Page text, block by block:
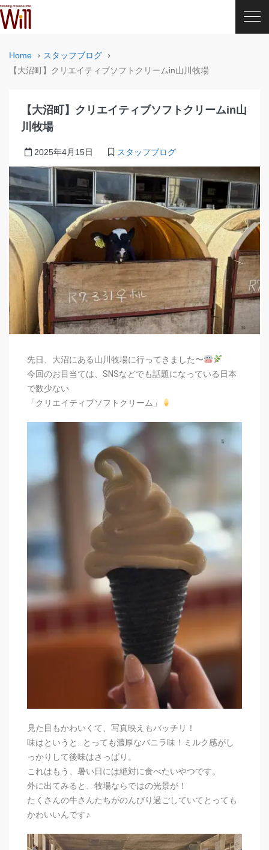
Home
スタッフブログ
【大沼町】クリエイティブソフトクリームin山川牧場
【大沼町】クリエイティブソフトクリームin山
川牧場
2025年4月15日 スタッフブログ
先日、大沼にある山川牧場に行ってきました〜
今回のお目当ては、SNSなどでも話題になっている日本
で数少ない
「クリエイティブソフトクリーム」
見た目もかわいくて、写真映えもバッチリ！
味はというと…とっても濃厚なバニラ味！ミルク感がし
っかりして後味はさっぱり。
これはもう、暑い日には絶対に食べたいやつです。
外に出てみると、牧場ならではの光景が！
たくさんの牛さんたちがのんびり過ごしていてとっても
かわいいんです♪